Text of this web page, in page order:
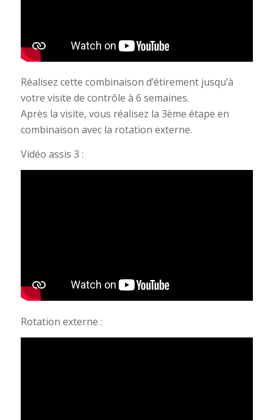
Réalisez cette combinaison d’étirement jusqu’à
votre visite de contrôle à 6 semaines.
Après la visite, vous réalisez la 3ème étape en
combinaison avec la rotation externe.
Vidéo assis 3 :
Rotation externe :